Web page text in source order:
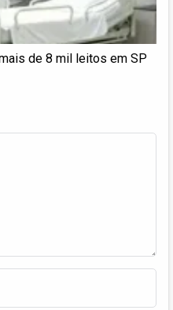
de 8 mil leitos em SP